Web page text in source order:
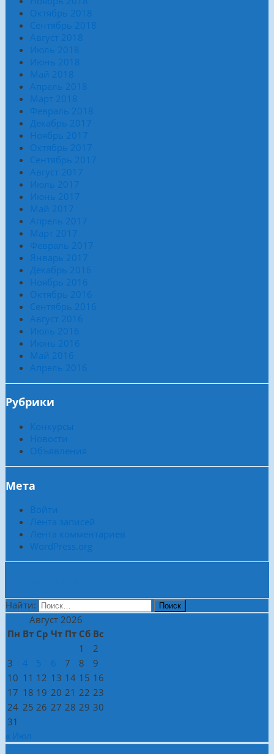
Октябрь 2018
Сентябрь 2018
Август 2018
Июль 2018
Июнь 2018
Май 2018
Апрель 2018
Март 2018
Февраль 2018
Декабрь 2017
Ноябрь 2017
Октябрь 2017
Сентябрь 2017
Август 2017
Июль 2017
Июнь 2017
Май 2017
Апрель 2017
Март 2017
Февраль 2017
Январь 2017
Декабрь 2016
Ноябрь 2016
Октябрь 2016
Сентябрь 2016
Август 2016
Июль 2016
Июнь 2016
Май 2016
Апрель 2016
Рубрики
Конкурсы
Новости
Объявления
Мета
Войти
Лента записей
Лента комментариев
WordPress.org
Найти:
Август 2026
Пн Вт Ср Чт Пт Сб Вс
1
2
3
4 5 6 7 8
9
10 11 12 13 14 15 16
17 18 19 20 21 22 23
24 25 26 27 28 29 30
31
« Июл